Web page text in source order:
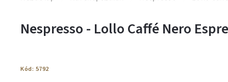
Nespresso - Lollo Caffé Nero
Kód: 5792